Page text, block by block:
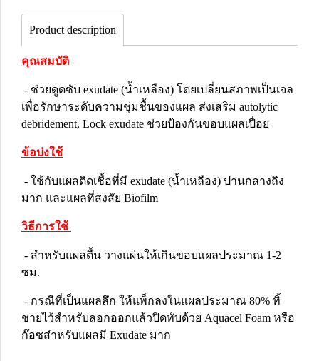
Product description
คุณสมบัติ
- ช่วยดูดซับ exudate (น้ำเหลือง) โดยเปลี่ยนสภาพเป็นเจล
เพื่อรักษาระดับความชุ่มชื้นของแผล ส่งเสริม autolytic
debridement, Lock exudate ช่วยป้องกันขอบแผลเปื่อย
ข้อบ่งใช้
- ใช้กับแผลติดเชื้อที่มี exudate (น้ำเหลือง) ปานกลางถึง
มาก และแผลที่สงสัย Biofilm
วิธีการใช้
- สำหรับแผลตื้น วางแผ่นให้เกินขอบแผลประมาณ 1-2
ซม.
- กรณีที่เป็นแผลลึก ให้แพ็กลงในแผลประมาณ 80% ทิ้
ชายไว้สำหรับลอกออกแล้วปิดทับด้วย Aquacel Foam หรือ
ก๊อซสำหรับแผลมี Exudate มาก